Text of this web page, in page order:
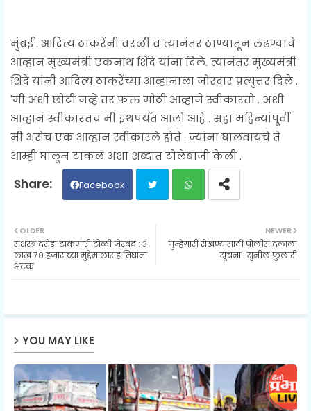
मुंबई : आदित्य ठाकरेंनी वरळी व त्यानंतर ठाण्यातून लढण्याचे
आव्हान मुख्यमंत्री एकनाथ शिंदे यांना दिले. त्यानंतर मुख्यमंत्री
शिंदे यांनी आदित्य ठाकरेंच्या आव्हानाला जोरदार प्रत्युत्तर दिले .
'मी अशी छोटी नव्हे तर फक्त मोठी आव्हाने स्वीकारतो . अशी
आव्हानं स्वीकारतच मी इथपर्यंत आलो आहे . सहा महिन्यांपूर्वी
मी असेच एक आव्हान स्वीकारले होते . ज्यांना घालवायचे ते
आम्ही घालून टाकलं अशा शब्दात टोलेबाजी केली .
Facebook
ter ats
NEWER
गुन्हेगारी रोखण्यासाठी पोलीस दलाला
सूचना : सुनील फुलारी
OLDER
सशस्त्र दरोडा टाकणारी टोळी जेरबंद : ३
लाख ७० हजाराच्या मुद्देमालासह तिघांना
अटक
YOU MAY LIKE